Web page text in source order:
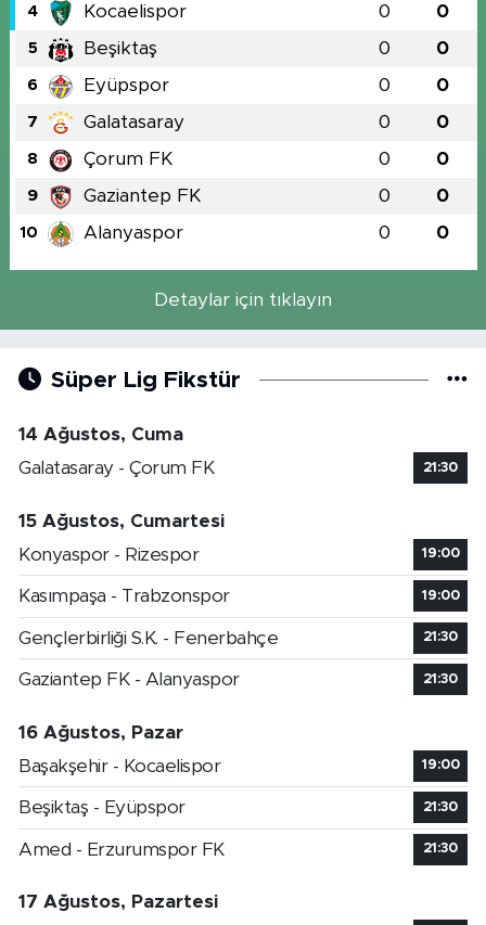
4 Kocaelispor 0 0
5 Beşiktaş 0 0
6 Eyüpspor 0 0
7 Galatasaray 0 0
8 Çorum FK 0 0
9 Gaziantep FK 0 0
10 Alanyaspor 0 0
Detaylar için tıklayın
Süper Lig Fikstür
14 Ağustos, Cuma
Galatasaray - Çorum FK
21:30
15 Ağustos, Cumartesi
Konyaspor - Rizespor
19:00
Kasımpaşa - Trabzonspor 19:00
Gençlerbirliği S.K. - Fenerbahçe 21:30
Gaziantep FK - Alanyaspor 21:30
16 Ağustos, Pazar
Başakşehir - Kocaelispor
19:00
Beşiktaş - Eyüpspor 21:30
Amed - Erzurumspor FK 21:30
17 Ağustos, Pazartesi